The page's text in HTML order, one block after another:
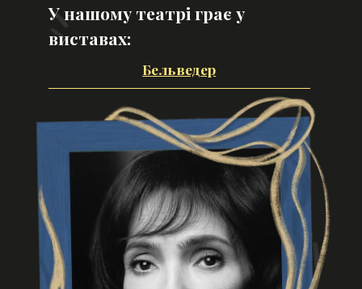
У нашому театрі грає у
виставах:
Бельведер